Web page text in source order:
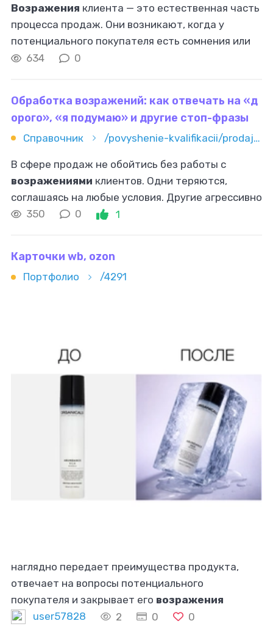
Возражения клиента — это естественная часть
процесса продаж. Они возникают, когда у
потенциального покупателя есть сомнения или
вопросы по поводу товара или услуги.
634 0
Обработка возражений: как отвечать на «д
орого», «я подумаю» и другие стоп-фразы
Справочник /povyshenie-kvalifikacii/prodaji/obrabotka-vozrajeniy-kak-otvechat-na-dorogo-ya-podumayu-i-drugie
В сфере продаж не обойтись без работы с
возражениями клиентов. Одни теряются,
соглашаясь на любые условия. Другие агрессивно
спорят, отпугивая заказчиков. И лишь немногие
350 0 1
Карточки wb, ozon
Портфолио /4291
наглядно передает преимущества продукта,
отвечает на вопросы потенциального
покупателя и закрывает его возражения
user57828
2 0 0